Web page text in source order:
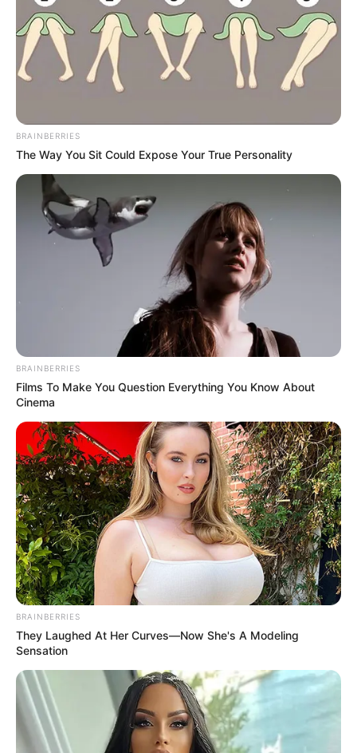
Autoria de Aliandro Borges
URGENTE: Presidente da CONACS é atacada de forma absurda
em Rede Social.
Ação da oposição a CONACS, no WhatsApp foi um
verdadeiro caso de polícia.
—Foto/Reprodução/Governo do
Estado de SP.
BRAINBERRIES
The Way You Sit Could Expose Your True Personality
BRAINBERRIES
Films To Make You Question Everything You Know About
Cinema
BRAINBERRIES
They Laughed At Her Curves—Now She's A Modeling
Sensation